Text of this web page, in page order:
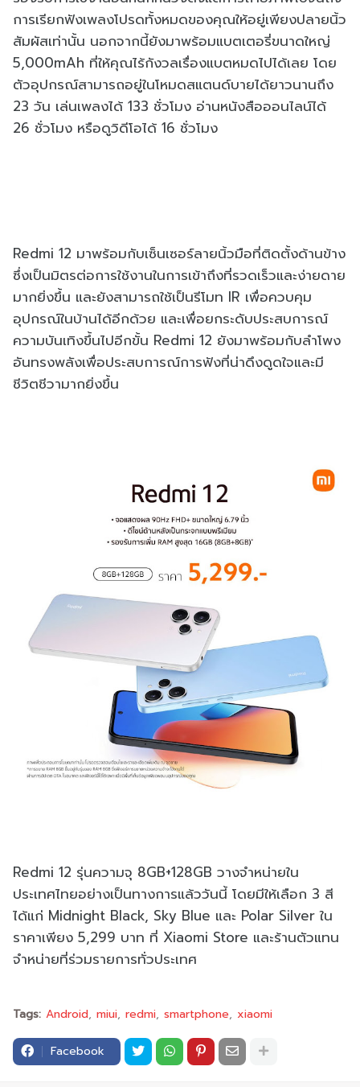
การเรียกฟังเพลงโปรดทั้งหมดของคุณให้อยู่เพียงปลายนิ้ว
สัมผัสเท่านั้น นอกจากนี้ยังมาพร้อมแบตเตอรี่ขนาดใหญ่
5,000mAh ที่ให้คุณไร้กังวลเรื่องแบตหมดไปได้เลย โดย
ตัวอุปกรณ์สามารถอยู่ในโหมดสแตนด์บายได้ยาวนานถึง
23 วัน เล่นเพลงได้ 133 ชั่วโมง อ่านหนังสือออนไลน์ได้
26 ชั่วโมง หรือดูวิดีโอได้ 16 ชั่วโมง
Redmi 12 มาพร้อมกับเซ็นเซอร์ลายนิ้วมือที่ติดตั้งด้านข้าง
ซึ่งเป็นมิตรต่อการใช้งานในการเข้าถึงที่รวดเร็วและง่ายดาย
มากยิ่งขึ้น และยังสามารถใช้เป็นรีโมท IR เพื่อควบคุม
อุปกรณ์ในบ้านได้อีกด้วย และเพื่อยกระดับประสบการณ์
ความบันเทิงขึ้นไปอีกขั้น Redmi 12 ยังมาพร้อมกับลำโพง
อันทรงพลังเพื่อประสบการณ์การฟังที่น่าดึงดูดใจและมี
ชีวิตชีวามากยิ่งขึ้น
Redmi 12 รุ่นความจุ 8GB+128GB วางจำหน่ายใน
ประเทศไทยอย่างเป็นทางการแล้ววันนี้ โดยมีให้เลือก 3 สี
ได้แก่ Midnight Black, Sky Blue และ Polar Silver ใน
ราคาเพียง 5,299 บาท ที่ Xiaomi Store และร้านตัวแทน
จำหน่ายที่ร่วมรายการทั่วประเทศ
Tags: Android miui redmi smartphone xiaomi
Facebook